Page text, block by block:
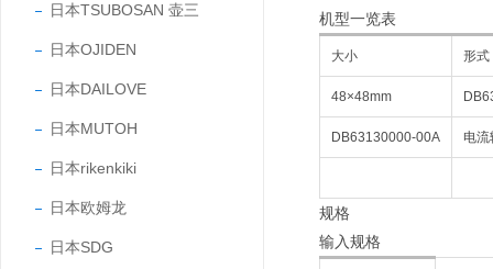
日本TSUBOSAN 壶三
日本OJIDEN
日本DAILOVE
日本MUTOH
日本rikenkiki
日本欧姆龙
日本SDG
机型一览表
大小 形式
48×48mm
DB63130000-00A 电流
规格
输入规格